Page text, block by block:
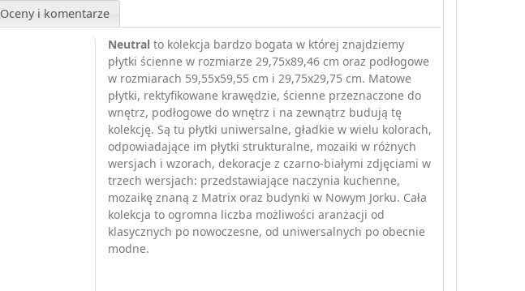
Oceny i komentarze
Neutral to kolekcja bardzo bogata w której znajdziemy
płytki ścienne w rozmiarze 29,75x89,46 cm oraz podłogowe
w rozmiarach 59,55x59,55 cm i 29,75x29,75 cm. Matowe
płytki, rektyfikowane krawędzie, ścienne przeznaczone do
wnętrz, podłogowe do wnętrz i na zewnątrz budują tę
kolekcję. Są tu płytki uniwersalne, gładkie w wielu kolorach,
odpowiadające im płytki strukturalne, mozaiki w różnych
wersjach i wzorach, dekoracje z czarno-białymi zdjęciami w
trzech wersjach: przedstawiające naczynia kuchenne,
mozaikę znaną z Matrix oraz budynki w Nowym Jorku. Cała
kolekcja to ogromna liczba możliwości aranżacji od
klasycznych po nowoczesne, od uniwersalnych po obecnie
modne.